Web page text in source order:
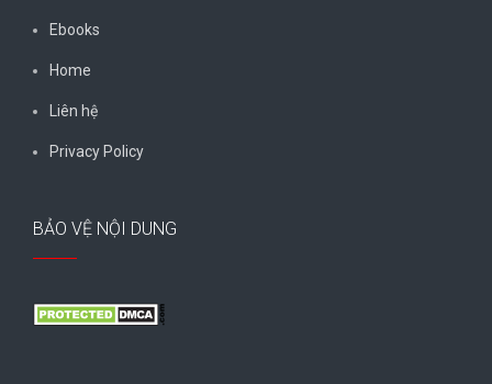
Ebooks
Home
Liên hệ
Privacy Policy
BẢO VỆ NỘI DUNG